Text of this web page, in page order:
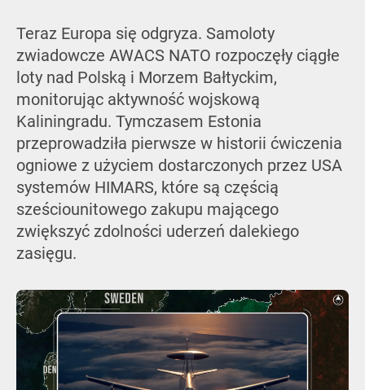
Teraz Europa się odgryza. Samoloty
zwiadowcze AWACS NATO rozpoczęły ciągłe
loty nad Polską i Morzem Bałtyckim,
monitorując aktywność wojskową
Kaliningradu. Tymczasem Estonia
przeprowadziła pierwsze w historii ćwiczenia
ogniowe z użyciem dostarczonych przez USA
systemów HIMARS, które są częścią
sześciounitowego zakupu mającego
zwiększyć zdolności uderzeń dalekiego
zasięgu.